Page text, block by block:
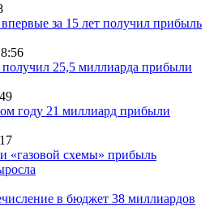
за 15 лет получил прибыль
получил 25,5 миллиарда прибыли
году 21 миллиард прибыли
схемы» прибыль